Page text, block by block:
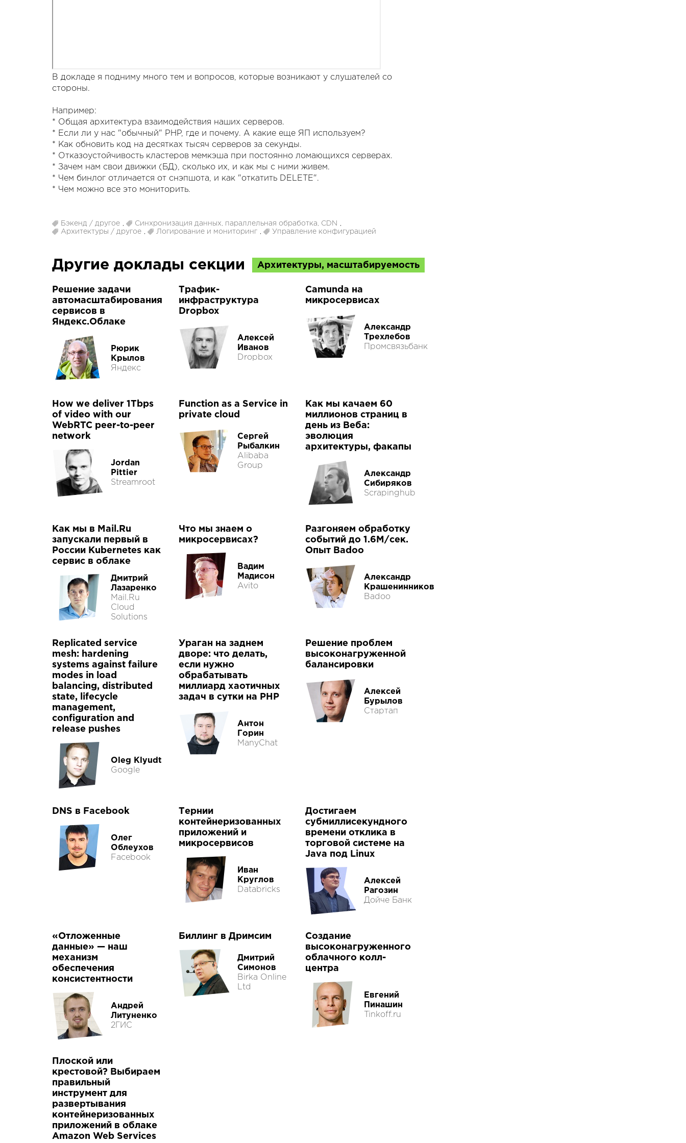
В докладе я подниму много тем и вопросов, которые возникают у слушателей со
стороны.
Например:
* Общая архитектура взаимодействия наших серверов.
* Если ли у нас "обычный" PHP, где и почему. А какие еще ЯП используем?
* Как обновить код на десятках тысяч серверов за секунды.
* Отказоустойчивость кластеров мемкэша при постоянно ломающихся серверах.
* Зачем нам свои движки (БД), сколько их, и как мы с ними живем.
* Чем бинлог отличается от снэпшота, и как "откатить DELETE".
* Чем можно все это мониторить.
Бэкенд / другое Синхронизация данных, параллельная обработка, CDN
Архитектуры / другое
Логирование и мониторинг Управление конфигурацией
Другие доклады секции Архитектуры, масштабируемость
Решение задачи
автомасштабирования
сервисов в
Яндекс.Облаке
Рюрик
Крылов
Яндекс
Трафик-
инфраструктура
Dropbox
Алексей
Иванов
Dropbox
Camunda на
микросервисах
Александр
Трехлебов
Промсвязьбанк
How we deliver 1Tbps
of video with our
WebRTC peer-to-peer
network
Jordan
Pittier
Streamroot
Function as a Service in
private cloud
Сергей
Рыбалкин
Alibaba
Group
Как мы качаем 60
миллионов страниц в
день из Веба:
эволюция
архитектуры, факапы
Александр
Сибиряков
Scrapinghub
Как мы в Mail.Ru
запускали первый в
России Kubernetes как
сервис в облаке
Дмитрий
Лазаренко
Mail.Ru
Cloud
Solutions
Что мы знаем о
микросервисах?
Вадим
Мадисон
Avito
Разгоняем обработку
событий до 1.6М/сек.
Опыт Badoo
Александр
Крашенинников
Badoo
Replicated service
mesh: hardening
systems against failure
modes in load
balancing, distributed
state, lifecycle
management,
configuration and
release pushes
Oleg Klyudt
Google
Ураган на заднем
дворе: что делать,
если нужно
обрабатывать
миллиард хаотичных
задач в сутки на PHP
Антон
Горин
ManyChat
Решение проблем
высоконагруженной
балансировки
Алексей
Бурылов
Стартап
DNS в Facebook
Олег
Облеухов
Facebook
Тернии
контейнеризованных
приложений и
микросервисов
Иван
Круглов
Databricks
Достигаем
субмиллисекундного
времени отклика в
торговой системе на
Java под Linux
Алексей
Рагозин
Дойче Банк
«Отложенные
данные» — наш
механизм
обеспечения
консистентности
Андрей
Литуненко
2ГИС
Биллинг в Дримсим
Дмитрий
Симонов
Birka Online
Ltd
Создание
высоконагруженного
облачного колл-
центра
Евгений
Пинашин
Tinkoff.ru
Плоской или
крестовой? Выбираем
правильный
инструмент для
развертывания
контейнеризованных
приложений в облаке
Amazon Web Services